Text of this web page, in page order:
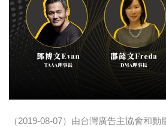
（2019-08-07）由台灣廣告主協會和
黃麗萍：媒體代理商有幫客戶升
牛恆泰：媒體產業蛻變關鍵期，
搞？（上）